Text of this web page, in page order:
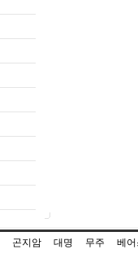
곤지암 대명 무주 베어